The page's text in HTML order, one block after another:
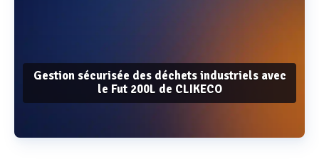
Gestion sécurisée des déchets industriels avec
le Fut 200L de CLIKECO